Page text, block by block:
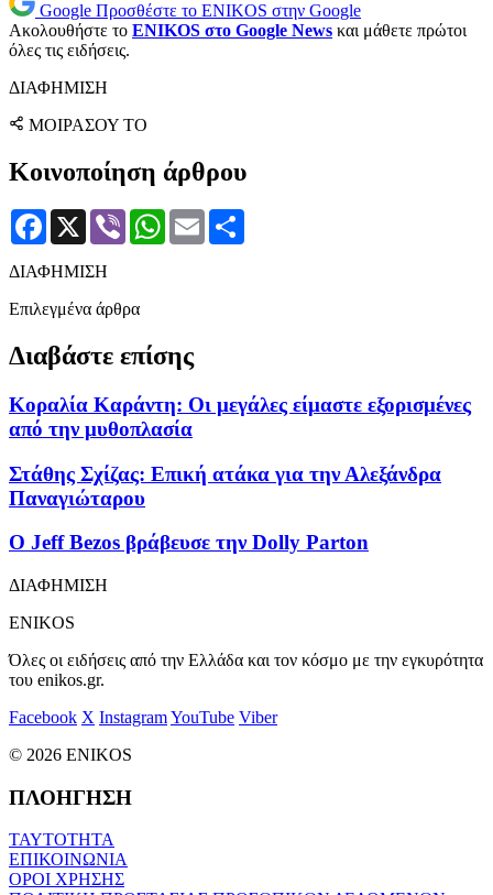
Google Προσθέστε το ENIKOS στην Google
Ακολουθήστε το ENIKOS στο Google News και μάθετε πρώτοι
όλες τις ειδήσεις.
ΔΙΑΦΗΜΙΣΗ
ΜΟΙΡΑΣΟΥ ΤΟ
Κοινοποίηση άρθρου
Facebook
X Viber WhatsApp
Email
ΔΙΑΦΗΜΙΣΗ
Επιλεγμένα άρθρα
Διαβάστε επίσης
Κοραλία Καράντη: Οι μεγάλες είμαστε εξορισμένες
από την μυθοπλασία
Στάθης Σχίζας: Επική ατάκα για την Αλεξάνδρα
Παναγιώταρου
Ο Jeff Bezos βράβευσε την Dolly Parton
ΔΙΑΦΗΜΙΣΗ
ENIKOS
Όλες οι ειδήσεις από την Ελλάδα και τον κόσμο με την εγκυρότητα
του enikos.gr.
Facebook X InstagramYouTube Viber
© 2026 ENIKOS
ΠΛΟΗΓΗΣΗ
ΤΑΥΤΟΤΗΤΑ
ΕΠΙΚΟΙΝΩΝΙΑ
ΟΡΟΙ ΧΡΗΣΗΣ